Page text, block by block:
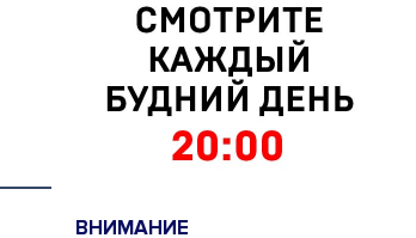
ВНИМАНИЕ